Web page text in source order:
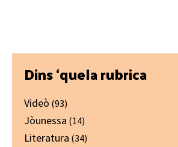
Primary
Sidebar
Dins ‘quela rubrica
Videò (93)
Jòunessa (14)
Literatura (34)